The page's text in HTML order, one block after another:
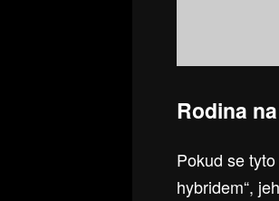
Rodina
Pokud se
hybridem“,